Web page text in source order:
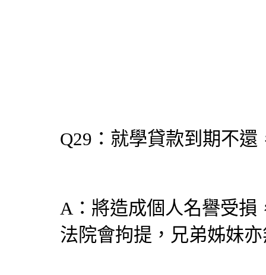
Q29：就學貸款到期不
A：將造成個人名譽受損
法院會拘提，兄弟姊妹